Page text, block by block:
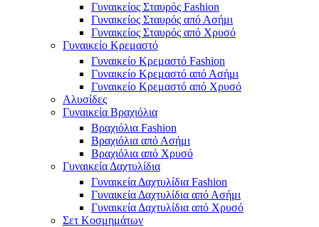
Γυναικείος Σταυρός Fashion
Γυναικείος Σταυρός από Ασήμι
Γυναικείος Σταυρός από Χρυσό
Γυναικείο Κρεμαστό
Γυναικείο Κρεμαστό Fashion
Γυναικείο Κρεμαστό από Ασήμι
Γυναικείο Κρεμαστό από Χρυσό
Αλυσίδες
Γυναικεία Βραχιόλια
Βραχιόλια Fashion
Βραχιόλια από Ασήμι
Βραχιόλια από Χρυσό
Γυναικεία Δαχτυλίδια
Γυναικεία Δαχτυλίδια Fashion
Γυναικεία Δαχτυλίδια από Ασήμι
Γυναικεία Δαχτυλίδια από Χρυσό
Σετ Κοσμημάτων